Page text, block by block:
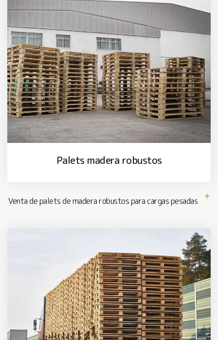
Palets madera robustos
Venta de palets de madera robustos para cargas pesadas